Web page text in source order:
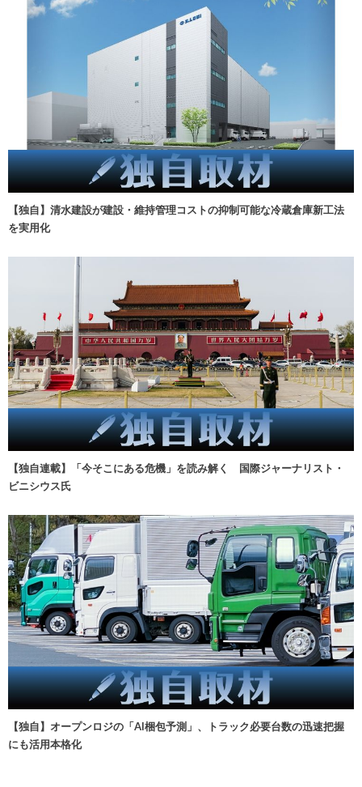
【独自】清水建設が建設・維持管理コストの抑制可能な冷蔵倉庫新工法
を実用化
【独自連載】「今そこにある危機」を読み解く 国際ジャーナリスト・
ビニシウス氏
【独自】オープンロジの「AI梱包予測」、トラック必要台数の迅速把握
にも活用本格化